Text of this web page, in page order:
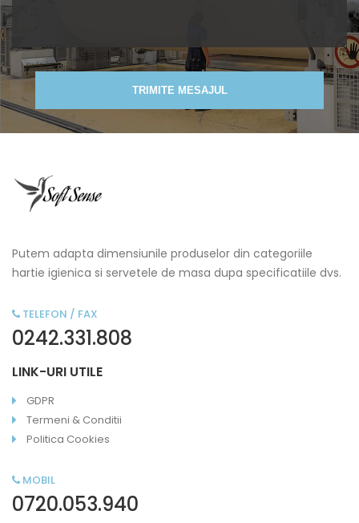
TRIMITE MESAJUL
Putem adapta dimensiunile produselor din categoriile
hartie igienica si servetele de masa dupa specificatiile dvs.
TELEFON / FAX
0242.331.808
LINK-URI UTILE
GDPR
Termeni & Conditii
Politica Cookies
MOBIL
0720.053.940